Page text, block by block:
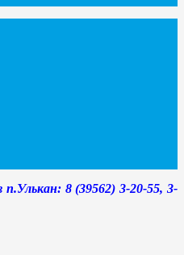
8 (39562) 3-20-55, 3-